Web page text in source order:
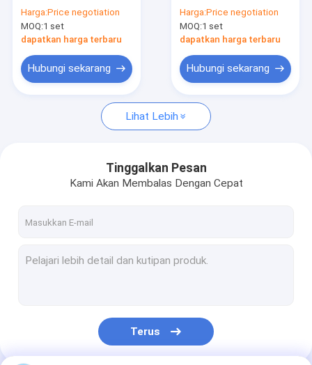
Berita
Permintaan Penawaran
ekstrusi mesin blow molding
pukulan otomatis mesin cetak
Mesin Cetak Ekstrusi
Mesin Blow Blow HDPE
Harga:Price negotiation
MOQ:1 set
dapatkan harga terbaru
Hubungi sekarang
Molding Mesin
80FDE-4S
Harga:Price negotiation
MOQ:1 set
dapatkan harga terbaru
Hubungi sekarang
Lihat Lebih
Tinggalkan Pesan
Kami Akan Membalas Dengan Cepat
Terus